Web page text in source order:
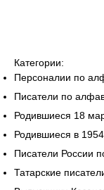
Категории:
Персоналии по
Писатели по
Родившиеся 18
Родившиеся в
Писатели России
Татарские